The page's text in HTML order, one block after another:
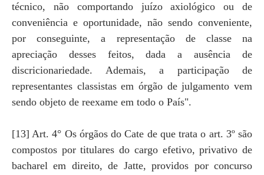
técnico, não comportando juízo axiológico ou de
conveniência e oportunidade, não sendo conveniente,
por conseguinte, a representação de classe na
apreciação desses feitos, dada a ausência de
discricionariedade. Ademais, a participação de
representantes classistas em órgão de julgamento vem
sendo objeto de reexame em todo o País".
[13] Art. 4° Os órgãos do Cate de que trata o art. 3º são
compostos por titulares do cargo efetivo, privativo de
bacharel em direito, de Jatte, providos por concurso